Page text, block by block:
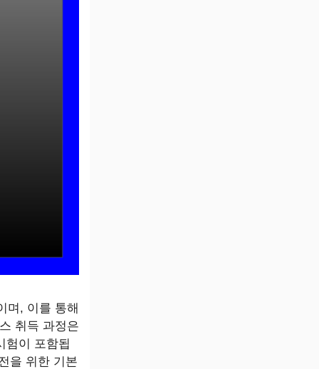
며, 이를 통해
취득 과정은
험이 포함됩
을 위한 기본